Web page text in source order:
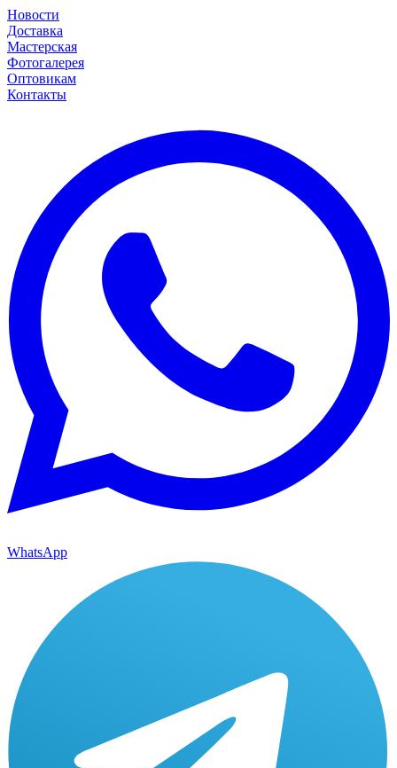
Новости
Доставка
Мастерская
Фотогалерея
Оптовикам
Контакты
WhatsApp